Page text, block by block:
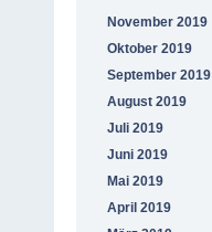
November 2019
Oktober 2019
September 2019
August 2019
Juli 2019
Juni 2019
Mai 2019
April 2019